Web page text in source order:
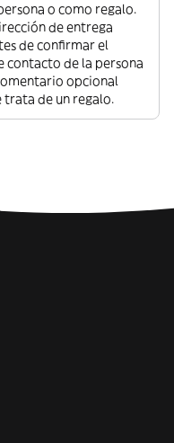
o como regalo.
de entrega
de confirmar el
contacto de la persona
opcional
trata de un regalo.